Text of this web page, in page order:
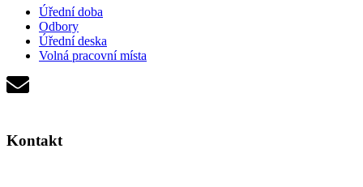
Úřední doba
Odbory
Úřední deska
Volná pracovní místa
Kontakt